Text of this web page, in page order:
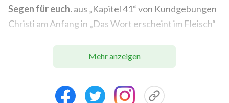
Segen für euch.aus „Kapitel 41“ von Kundgebungen
Christi am Anfang in „Das Wort erscheint im Fleisch“
Mehr anzeigen